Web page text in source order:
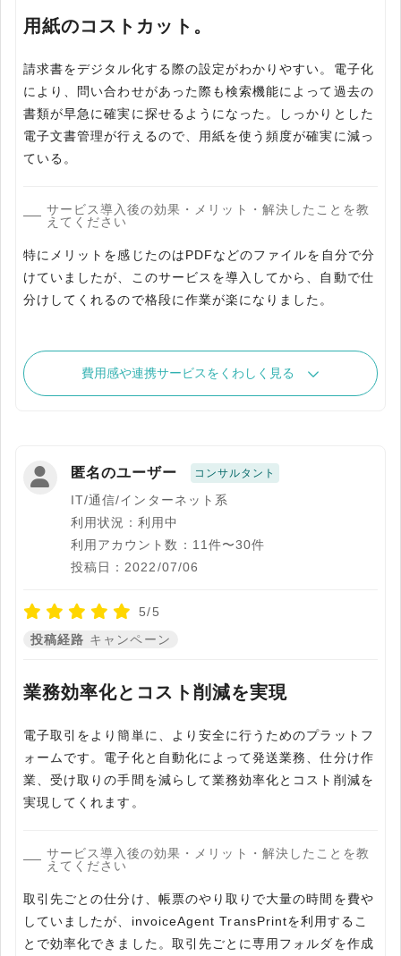
用紙のコストカット。
請求書をデジタル化する際の設定がわかりやすい。電子化
により、問い合わせがあった際も検索機能によって過去の
書類が早急に確実に探せるようになった。しっかりとした
電子文書管理が行えるので、用紙を使う頻度が確実に減っ
ている。
サービス導入後の効果・メリット・解決したことを教
えてください
特にメリットを感じたのはPDFなどのファイルを自分で分
けていましたが、このサービスを導入してから、自動で仕
分けしてくれるので格段に作業が楽になりました。
費用感や連携サービスをくわしく見る
匿名のユーザー コンサルタント
IT/通信/インターネット系
利用状況：利用中
利用アカウント数：11件〜30件
投稿日：2022/07/06
5/5
投稿経路 キャンペーン
業務効率化とコスト削減を実現
電子取引をより簡単に、より安全に行うためのプラットフ
ォームです。電子化と自動化によって発送業務、仕分け作
業、受け取りの手間を減らして業務効率化とコスト削減を
実現してくれます。
サービス導入後の効果・メリット・解決したことを教
えてください
取引先ごとの仕分け、帳票のやり取りで大量の時間を費や
していましたが、invoiceAgent TransPrintを利用するこ
とで効率化できました。取引先ごとに専用フォルダを作成